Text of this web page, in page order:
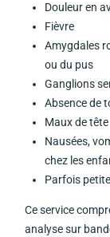
Douleur en
Fièvre
Amygdales
ou du pus
Ganglions
Absence de
Maux de tête
Nausées,
chez les
Parfois
Ce service
analyse sur